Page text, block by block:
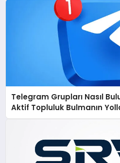
Telegram Grupları Nasıl
Aktif Topluluk Bulmanın